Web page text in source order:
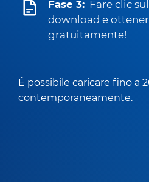
Fase 3: Fare clic
download e
gratuitamente!
È possibile caricare fino a
contemporaneamente.